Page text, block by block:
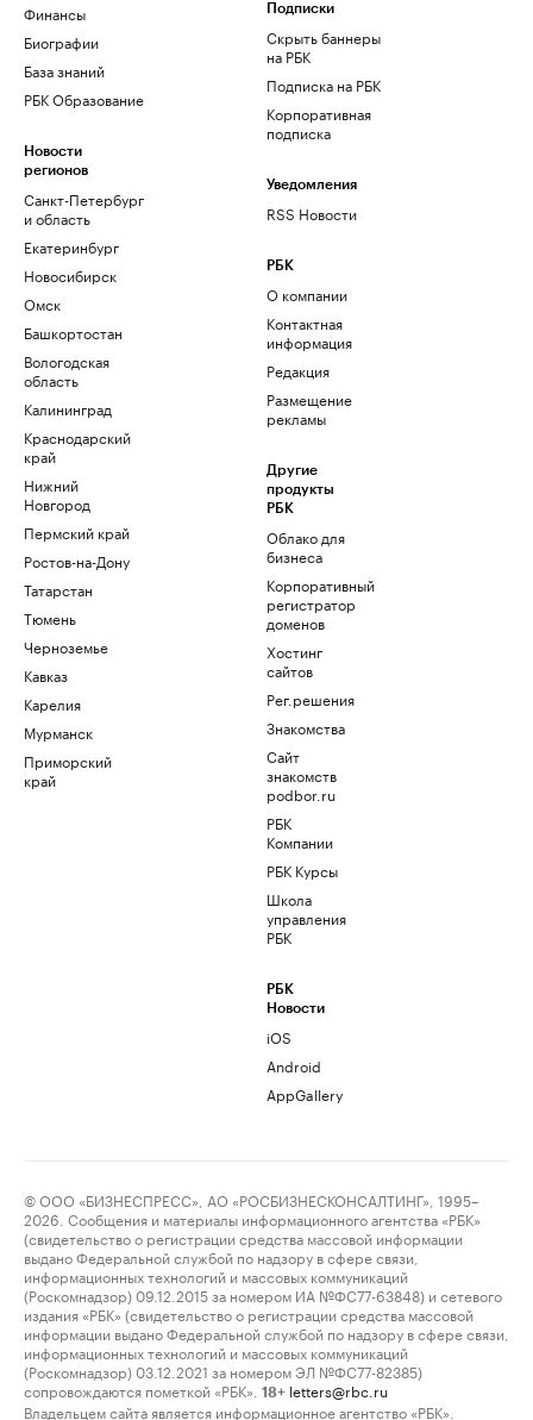
Финансы
Биографии
База знаний
РБК Образование
Новости
регионов
Санкт-Петербург
и область
Екатеринбург
Новосибирск
Омск
Башкортостан
Вологодская
область
Калининград
Краснодарский
край
Нижний
Новгород
Пермский край
Ростов-на-Дону
Татарстан
Тюмень
Черноземье
Кавказ
Карелия
Мурманск
Приморский
край
Подписки
Скрыть баннеры
на РБК
Подписка на РБК
Корпоративная
подписка
Уведомления
RSS Новости
РБК
О компании
Контактная
информация
Редакция
Размещение
рекламы
Другие
продукты
РБК
Облако для
бизнеса
Корпоративный
регистратор
доменов
Хостинг
сайтов
Рег.решения
Знакомства
Сайт
знакомств
podbor.ru
РБК
Компании
РБК Курсы
Школа
управления
РБК
РБК
Новости
iOS
Android
AppGallery
© ООО «БИЗНЕСПРЕСС», АО «РОСБИЗНЕСКОНСАЛТИНГ», 1995–
2026. Сообщения и материалы информационного агентства «РБК»
(свидетельство о регистрации средства массовой информации
выдано Федеральной службой по надзору в сфере связи,
информационных технологий и массовых коммуникаций
(Роскомнадзор) 09.12.2015 за номером ИА №ФС77-63848) и сетевого
издания «РБК» (свидетельство о регистрации средства массовой
информации выдано Федеральной службой по надзору в сфере связи,
информационных технологий и массовых коммуникаций
(Роскомнадзор) 03.12.2021 за номером ЭЛ №ФС77-82385)
сопровождаются пометкой «РБК».
18+ letters@rbc.ru
Владельцем сайта является информационное агентство «РБК».